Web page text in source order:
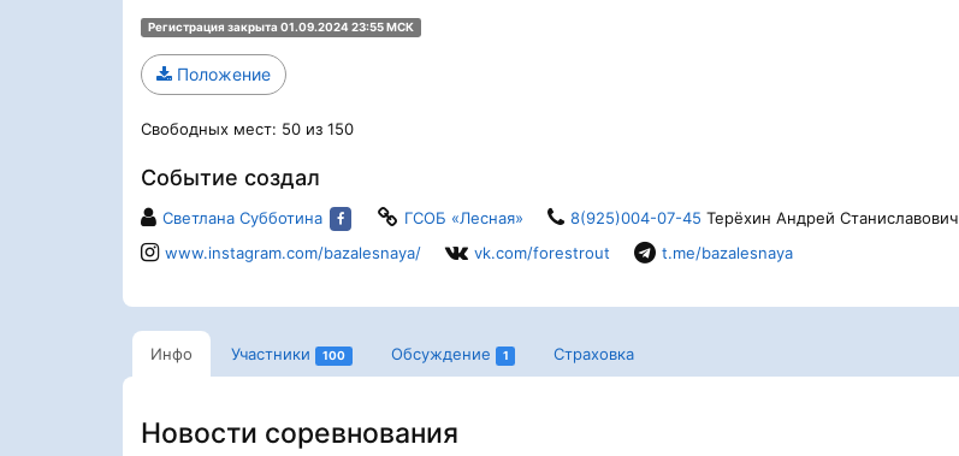
Регистрация закрыта 01.09.2024 23:55 МСК
Положение
Свободных мест: 50 из 150
Событие создал
Светлана Субботина ГСОБ «Лесная» 8(925)004-07-45 Терёхин Андрей Станиславович
www.instagram.com/bazalesnaya/
vk.com/forestrout t.me/bazalesnaya
Инфо Участники 100 Обсуждение 1 Страховка
Новости соревнования